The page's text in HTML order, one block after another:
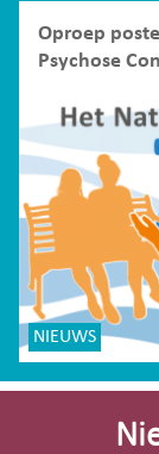
Oproep
Psychose
NIEUWS
Site-